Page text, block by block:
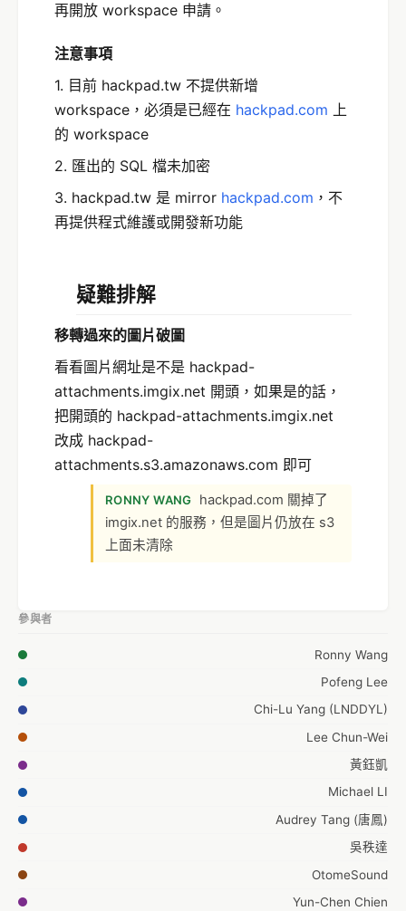
再開放 workspace 申請。
注意事項
1. 目前 hackpad.tw 不提供新增
workspace，必須是已經在 hackpad.com 上
的 workspace
2. 匯出的 SQL 檔未加密
3. hackpad.tw 是 mirror hackpad.com ，不
再提供程式維護或開發新功能
疑難排解
移轉過來的圖片破圖
看看圖片網址是不是 hackpad-
attachments.imgix.net 開頭，如果是的話，
把開頭的 hackpad-attachments.imgix.net
改成 hackpad-
attachments.s3.amazonaws.com 即可
RONNY WANG
hackpad.com 關掉了
imgix.net 的服務，但是圖片仍放在 s3
上面未清除
參與者
Ronny Wang
Pofeng Lee
Chi-Lu Yang (LNDDYL)
Lee Chun-Wei
黃鈺凱
Michael LI
Audrey Tang (唐鳳)
吳秩達
OtomeSound
Yun-Chen Chien